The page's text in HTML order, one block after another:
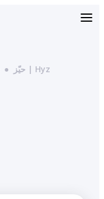
● حيّز | Hyz